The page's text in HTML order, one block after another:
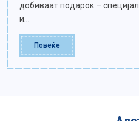
добиваат подарок –
и...
Повеќе